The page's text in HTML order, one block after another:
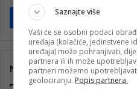
Pročitaj više
Najčitanije
Saznajte više
Vaši će se osobni podaci
uređaja (kolačiće, jedinstvene
uređaja) može pohranjivati,
partnera ili ih može
partneri možemo
geolociranju. Popis partnera.